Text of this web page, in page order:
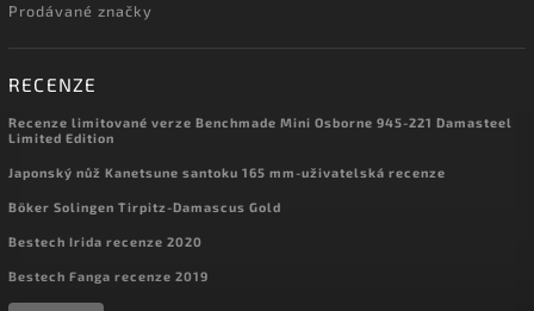
Prodávané značky
RECENZE
Recenze limitované verze Benchmade Mini Osborne 945-221 Damasteel
Limited Edition
Japonský nůž Kanetsune santoku 165 mm-uživatelská recenze
Böker Solingen Tirpitz-Damascus Gold
Bestech Irida recenze 2020
Bestech Fanga recenze 2019